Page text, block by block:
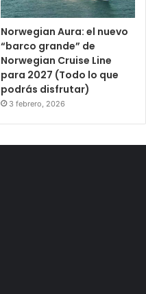
Norwegian Aura: el nuevo
“barco grande” de
Norwegian Cruise Line
para 2027 (Todo lo que
podrás disfrutar)
3 febrero, 2026